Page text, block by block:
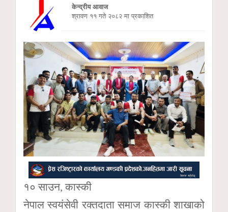
केन्द्रीय आवाज
श्रावण ११ गते २०८२ मा प्रकाशित
१० साउन, कास्की
नेपाल स्वयंसेवी रक्तदाता समाज कास्की शाखाको